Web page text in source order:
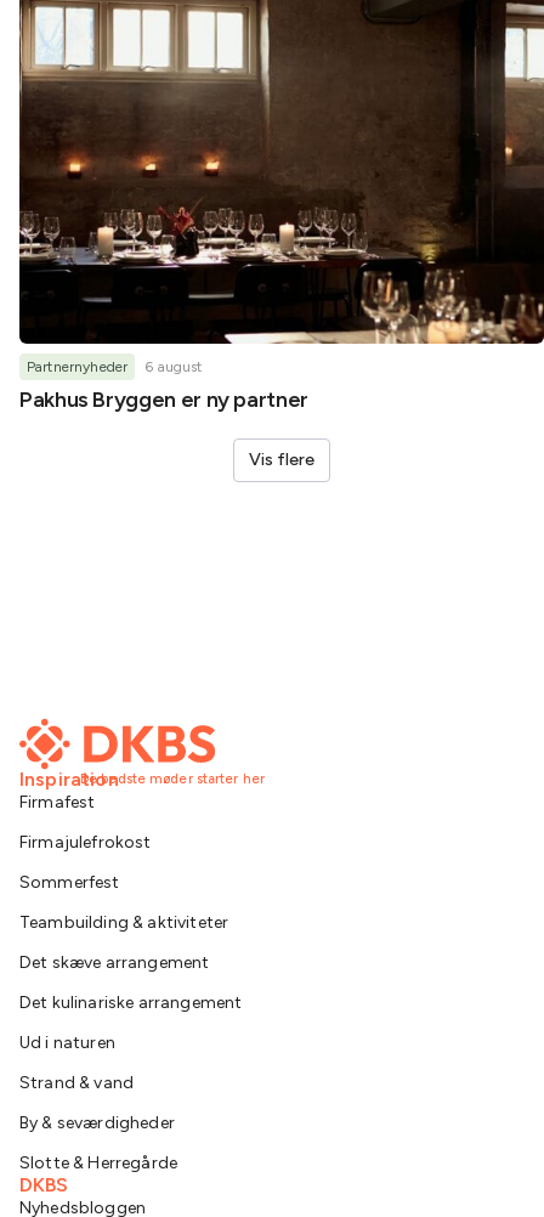
Partnernyheder 6 august
Pakhus Bryggen er ny partner
Vis flere
De bedste møder starter her
Inspiration
Firmafest
Firmajulefrokost
Sommerfest
Teambuilding & aktiviteter
Det skæve arrangement
Det kulinariske arrangement
Ud i naturen
Strand & vand
By & seværdigheder
Slotte & Herregårde
DKBS
Nyhedsbloggen